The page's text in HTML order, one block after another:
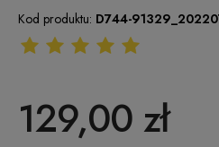
Kod produktu: D744-
129,00 zł